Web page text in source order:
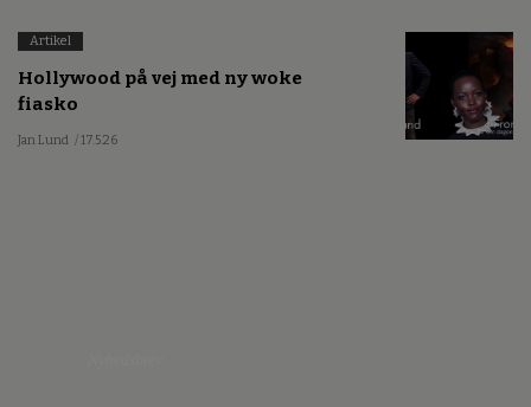
Artikel
Hollywood på vej med ny woke
fiasko
Jan Lund / 17.5.26